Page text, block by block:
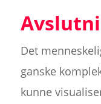
Det
ganske
kunne